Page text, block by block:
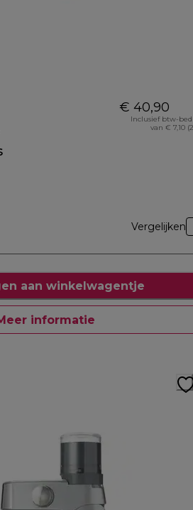
€ 40,90
Inclusief btw-
van € 7,10
Vergelijken
aan winkelwagentje
informatie